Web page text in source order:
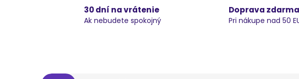
30 dní na vrátenie
Ak nebudete spokojný
Doprava zdarma
Pri nákupe nad 50